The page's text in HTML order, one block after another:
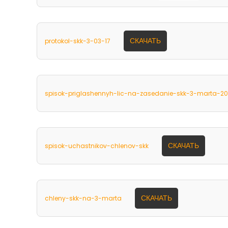
protokol-skk-3-03-17 СКАЧАТЬ
spisok-priglashennyh-lic-na-zasedanie-skk-3-marta-
spisok-uchastnikov-chlenov-skk СКАЧАТЬ
chleny-skk-na-3-marta СКАЧАТЬ